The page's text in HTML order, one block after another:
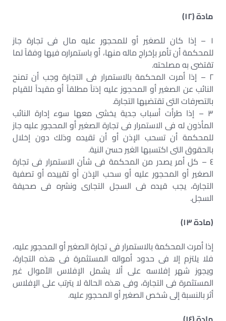
مادة (١٢)
١ – إذا كان للصغير أو للمحجور عليه مال فى تجارة جاز
للمحكمة أن تأمر بإخراج ماله منها، أو باستمراره فيها وفقاً لما
تقتضى به مصلحته.
٢ – إذا أمرت المحكمة بالاستمرار فى التجارة وجب أن تمنح
النائب عن الصغير أو المحجوز عليه إذناً مطلقاً أو مقيداً للقيام
بالتصرفات التى تقتضيها التجارة.
٣ – إذا طرأت أسباب جدية يخشى معها سوء إدارة النائب
المأذون له فى الاستمرار فى تجارة الصغير أو المحجور عليه جاز
للمحكمة أن تسحب الإذن أو أن تقيده وذلك دون إخلال
بالحقوق التى اكتسبها الغير حسن النية.
٤ – كل أمر يصدر من المحكمة فى شأن الاستمرار فى تجارة
الصغير أو المحجور عليه أو سحب الإذن أو تقييده أو تصفية
التجارة، يجب قيده فى السجل التجارى ونشره فى صحيفة
السجل.
(مادة ١٣)
إذا أمرت المحكمة بالاستمرار فى تجارة الصغير أو المحجور عليه،
فلا يلتزم إلا فى حدود أمواله المستثمرة فى هذه التجارة،
ويجوز شهر إفلاسه على ألا يشمل الإفلاس الأموال غير
المستثمرة فى التجارة، وفى هذه الحالة لا يترتب على الإفلاس
أثر بالنسبة إلى شخص الصغير أو المحجور عليه.